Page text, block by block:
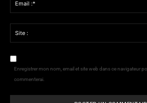
:
Enregistrer mon nom, email et site web dans ce navigateur
commenterai.